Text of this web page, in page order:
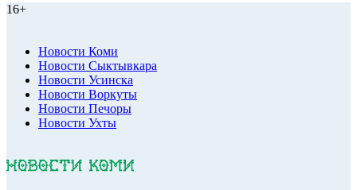
16+
Новости Коми
Новости Сыктывкара
Новости Усинска
Новости Воркуты
Новости Печоры
Новости Ухты